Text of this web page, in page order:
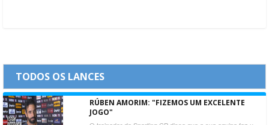
TODOS OS LANCES
RÚBEN AMORIM: "FIZEMOS UM EXCELENTE
JOGO"